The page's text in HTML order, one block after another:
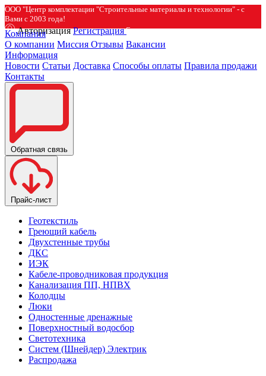
ООО "Центр комплектации "Строительные материалы и технологии" - с
Вами с 2003 года!
Авторизация Регистрация
Компания
О компании Миссия Отзывы Вакансии
Информация
Новости Статьи Доставка Способы оплаты Правила продажи
Контакты
Обратная связь
Прайс-лист
Геотекстиль
Греющий кабель
Двухстенные трубы
ДКС
ИЭК
Кабеле-проводниковая продукция
Канализация ПП, НПВХ
Колодцы
Люки
Одностенные дренажные
Поверхностный водосбор
Светотехника
Систем (Шнейдер) Электрик
Распродажа